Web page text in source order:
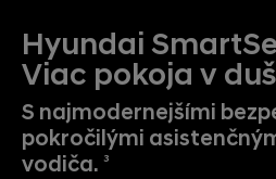
Hyundai
Viac pokoja v
S najmodernejšími
pokročilými
vodiča. 3